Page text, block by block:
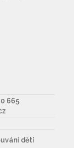
665
dětí